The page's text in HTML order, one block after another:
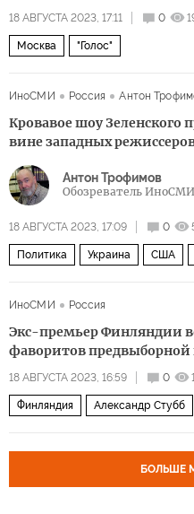
18 АВГУСТА 2023, 17:11 0
Москва "Голос"
ИноСМИ Россия Антон
Кровавое шоу Зеленского
вине западных
Антон Трофимов
Обозреватель ИноСМИ
18 АВГУСТА 2023, 17:09 0
Политика Украина США
ИноСМИ
Россия
Экс-премьер Финляндии
фаворитов предвыборной
18 АВГУСТА 2023, 16:59 0
Финляндия Александр Стубб
БОЛЬШЕ